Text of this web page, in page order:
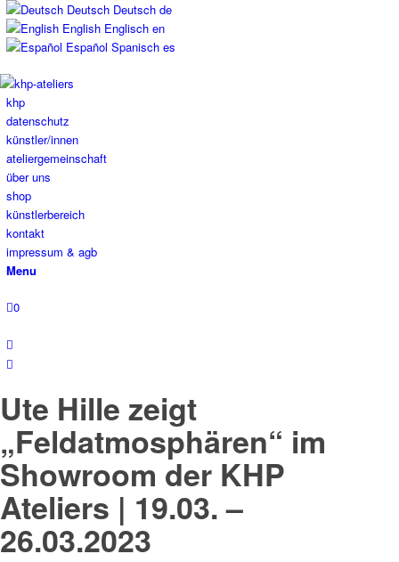
Deutsch Deutsch de
English Englisch en
Español Spanisch es
khp
datenschutz
künstler/innen
ateliergemeinschaft
über uns
shop
künstlerbereich
kontakt
impressum & agb
Menu
0
Ute Hille zeigt
„Feldatmosphären“ im
Showroom der KHP
Ateliers | 19.03. –
26.03.2023